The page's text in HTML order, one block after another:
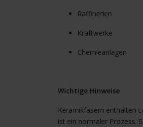
Raffinerien
Kraftwerke
Chemieanlagen
Wichtige Hinweise
Keramikfasern enthalten
ist ein normaler Prozess.